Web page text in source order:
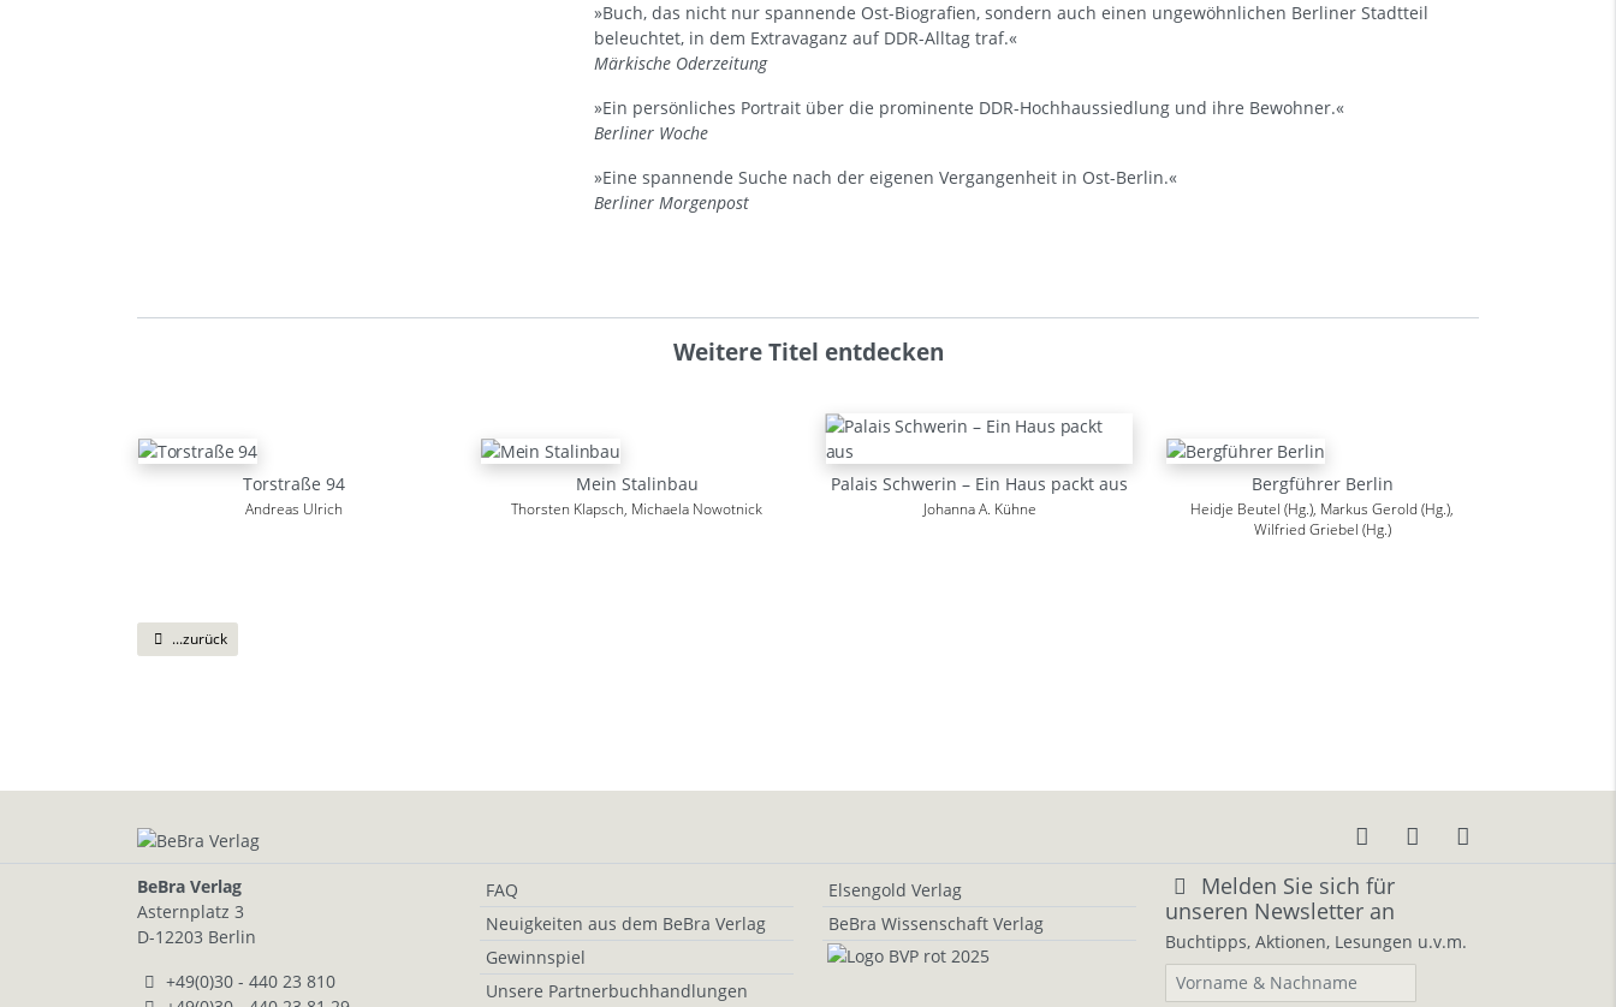
»Buch, das nicht nur spannende Ost-Biografien, sondern auch einen ungewöhnlichen Berliner Stadtteil
beleuchtet, in dem Extravaganz auf DDR-Alltag traf.«
Märkische Oderzeitung
»Ein persönliches Portrait über die prominente DDR-Hochhaussiedlung und ihre Bewohner.«
Berliner Woche
»Eine spannende Suche nach der eigenen Vergangenheit in Ost-Berlin.«
Berliner Morgenpost
Weitere Titel entdecken
Torstraße 94
Andreas Ulrich
Mein Stalinbau
Thorsten Klapsch, Michaela Nowotnick
Palais Schwerin – Ein Haus packt aus
Johanna A. Kühne
Bergführer Berlin
Heidje Beutel (Hg.), Markus Gerold (Hg.),
Wilfried Griebel (Hg.)
...zurück
BeBra Verlag
Asternplatz 3
D-12203 Berlin
+49(0)30 - 440 23 810
FAQ
Neuigkeiten aus dem BeBra Verlag
Gewinnspiel
Unsere Partnerbuchhandlungen
Elsengold Verlag
BeBra Wissenschaft Verlag
Melden Sie sich für
unseren Newsletter an
Buchtipps, Aktionen, Lesungen u.v.m.